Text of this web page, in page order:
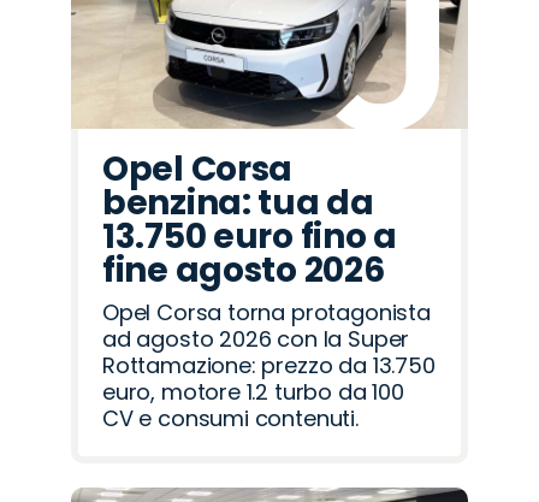
Opel Corsa
benzina: tua da
13.750 euro fino a
fine agosto 2026
Opel Corsa torna protagonista
ad agosto 2026 con la Super
Rottamazione: prezzo da 13.750
euro, motore 1.2 turbo da 100
CV e consumi contenuti.